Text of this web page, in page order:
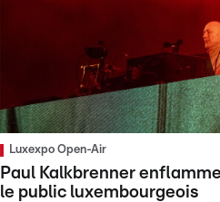
Luxexpo Open-Air
Paul Kalkbrenner
le public luxembourgeois